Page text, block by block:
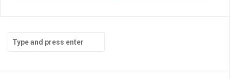
Search
for: